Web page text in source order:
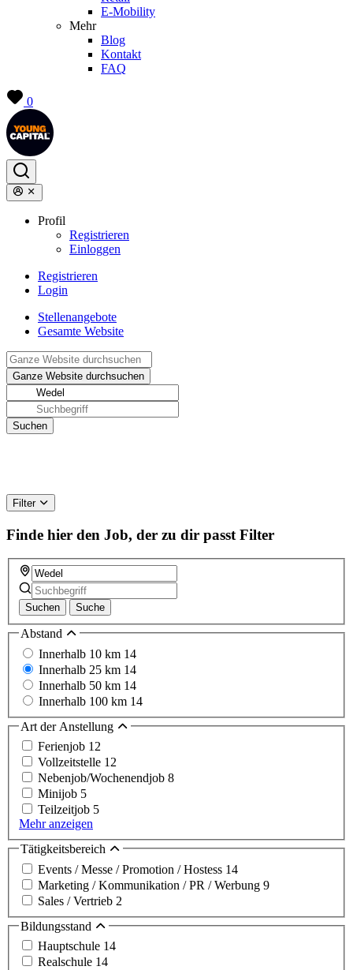
E-Mobility
Mehr
Blog
Kontakt
FAQ
0
Profil
Registrieren
Einloggen
Registrieren
Login
Stellenangebote
Gesamte Website
Filter
Finde hier den Job, der zu dir passt Filter
Suchen Suche
Abstand
Innerhalb 10 km 14
Innerhalb 25 km 14
Innerhalb 50 km 14
Innerhalb 100 km 14
Art der Anstellung
Ferienjob 12
Vollzeitstelle 12
Nebenjob/Wochenendjob 8
Minijob 5
Teilzeitjob 5
Mehr anzeigen
Tätigkeitsbereich
Events / Messe / Promotion / Hostess 14
Marketing / Kommunikation / PR / Werbung 9
Sales / Vertrieb 2
Bildungsstand
Hauptschule 14
Realschule 14